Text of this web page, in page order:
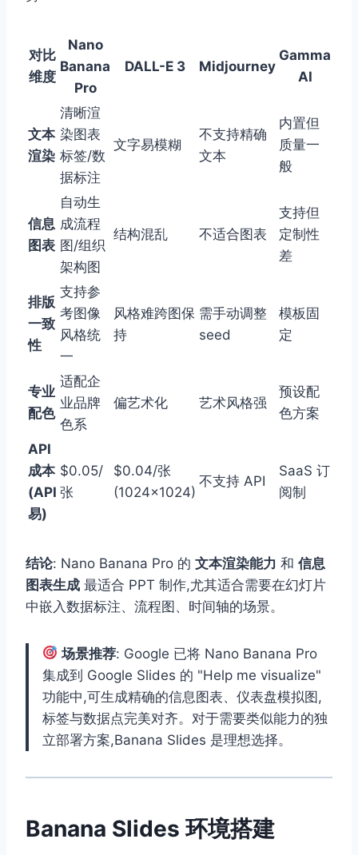
对比
维度
Nano
Banana
Pro
DALL-E 3 Midjourney
Gamma
AI
文本
渲染
清晰渲
染图表
标签/数
据标注
文字易模糊
不支持精确
文本
内置但
质量一
般
信息
图表
自动生
成流程
图/组织
架构图
结构混乱 不适合图表
支持但
定制性
差
排版
一致
性
支持参
考图像
风格统
一
风格难跨图保
持
需手动调整
seed
模板固
定
专业
配色
适配企
业品牌
色系
偏艺术化 艺术风格强
预设配
色方案
API
成本
(API
易)
$0.05/
张
$0.04/张
(1024×1024)
不支持 API
SaaS 订
阅制
结论: Nano Banana Pro 的 文本渲染能力 和 信息
图表生成 最适合 PPT 制作,尤其适合需要在幻灯片
中嵌入数据标注、流程图、时间轴的场景。
场景推荐: Google 已将 Nano Banana Pro
集成到 Google Slides 的 "Help me visualize"
功能中,可生成精确的信息图表、仪表盘模拟图,
标签与数据点完美对齐。对于需要类似能力的独
立部署方案,Banana Slides 是理想选择。
Banana Slides 环境搭建